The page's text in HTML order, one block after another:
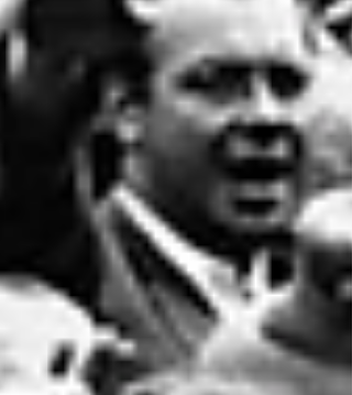
blanco" mucho más expuestas de lo
que querían admitir. Durante décadas
construimos una idea muy concreta
prestigio profesional. Asociamos valor a
quien tenía acceso privilegiado al